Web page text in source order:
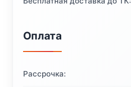
Оплата
Рассрочка: